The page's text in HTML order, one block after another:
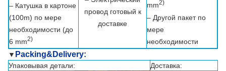
– Катушка в картоне
(100m) по мере
необходимости (до
6 mm2)
провод готовый к
доставке
mm2)
– Другой пакет по
мере
необходимости
▼ Packing&Delivery:
Упаковывая детали: Доставка: